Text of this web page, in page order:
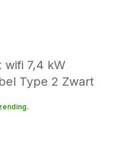
wifi 7,4 kW
Type 2 Zwart